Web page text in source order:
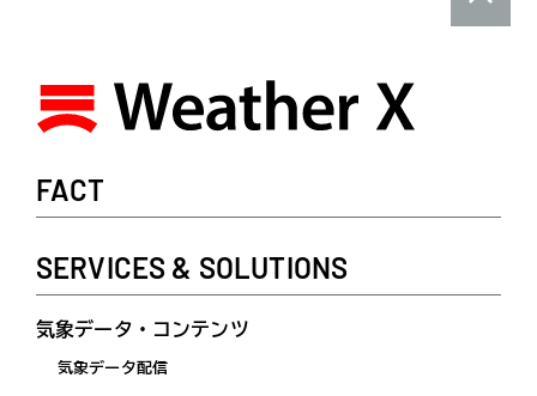
FACT
SERVICES & SOLUTIONS
気象データ・コンテンツ
気象データ配信